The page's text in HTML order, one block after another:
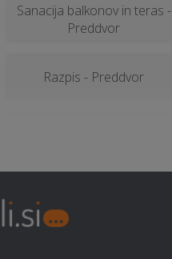
Sanacija balkonov in teras -
Preddvor
Razpis - Preddvor
Video produkcija - Preddvor